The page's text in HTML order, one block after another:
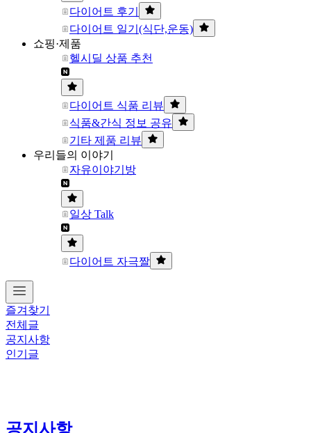
다이어트 후기
다이어트 일기(식단,운동)
쇼핑·제품
헬시딜 상품 추천
다이어트 식품 리뷰
식품&간식 정보 공유
기타 제품 리뷰
우리들의 이야기
자유이야기방
일상 Talk
다이어트 자극짤
즐겨찾기
전체글
공지사항
인기글
공지사항